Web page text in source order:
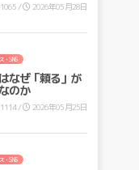
/ 2026年05月28日
・SNS
なぜ「頼る」が
のか
/ 2026年05月25日
・SNS